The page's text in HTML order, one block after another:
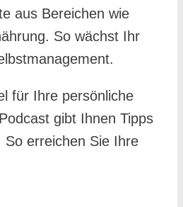
aus Bereichen wie
So wächst Ihr
für Ihre persönliche
gibt Ihnen Tipps
So erreichen Sie Ihre